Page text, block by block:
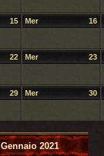
15 16
Mer
22 23
Mer
29 30
Mer
Gennaio 2021